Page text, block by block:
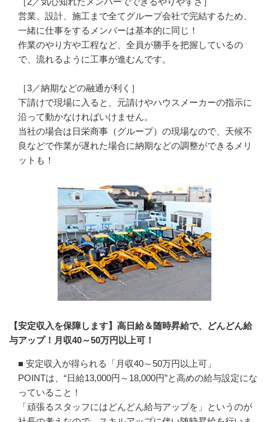
営業、設計、施工まで全てグループ会社で完結するため、
一緒に仕事をするメンバーは基本的に同じ！
作業のやり方や工程など、全員が勝手を把握しているの
で、流れるように工事が進むんです。
［3／納期などの融通が利く］
下請けで現場に入ると、元請けやハウスメーカーの指示に
沿って動かなければいけません。
当社の場合は日栄商事（グループ）の現場なので、天候不
良などで作業が遅れた場合に納期などの調整ができるメリ
ットも！
【安定収入を保障します】高日給＆随時昇給で、どんどん給
与アップ！月収40～50万円以上可！
■ 安定収入が得られる「月収40～50万円以上可」
POINTは、“日給13,000円～18,000円”と高めの給与設定にな
っていること！
「頑張るスタッフにはどんどん給与アップを」というのが